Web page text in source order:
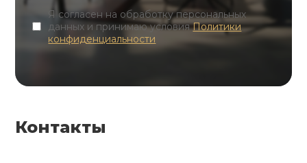
Я согласен на обработку персональных
данных и принимаю условияПолитики
конфиденциальности
Контакты